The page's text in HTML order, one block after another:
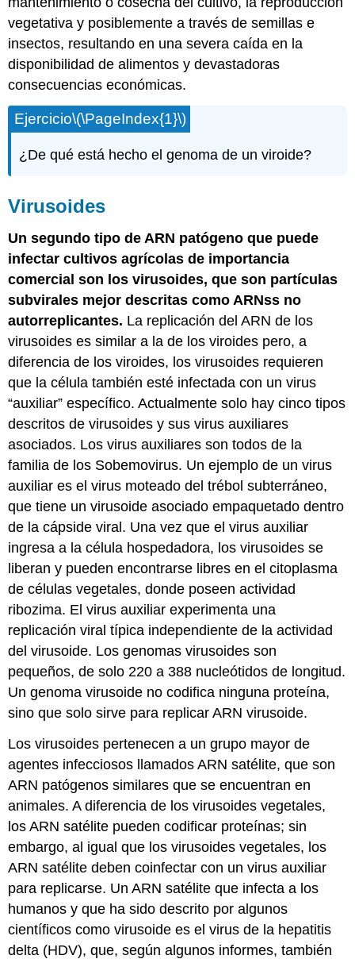
vegetativa y posiblemente a través de semillas e
insectos, resultando en una severa caída en la
disponibilidad de alimentos y devastadoras
consecuencias económicas.
Ejercicio\(\PageIndex{1}\)
¿De qué está hecho el genoma de un viroide?
Virusoides
Un segundo tipo de ARN patógeno que puede
infectar cultivos agrícolas de importancia
comercial son los virusoides, que son partículas
subvirales mejor descritas como ARNss no
autorreplicantes. La replicación del ARN de los
virusoides es similar a la de los viroides pero, a
diferencia de los viroides, los virusoides requieren
que la célula también esté infectada con un virus
“auxiliar” específico. Actualmente solo hay cinco tipos
descritos de virusoides y sus virus auxiliares
asociados. Los virus auxiliares son todos de la
familia de los Sobemovirus. Un ejemplo de un virus
auxiliar es el virus moteado del trébol subterráneo,
que tiene un virusoide asociado empaquetado dentro
de la cápside viral. Una vez que el virus auxiliar
ingresa a la célula hospedadora, los virusoides se
liberan y pueden encontrarse libres en el citoplasma
de células vegetales, donde poseen actividad
ribozima. El virus auxiliar experimenta una
replicación viral típica independiente de la actividad
del virusoide. Los genomas virusoides son
pequeños, de solo 220 a 388 nucleótidos de longitud.
Un genoma virusoide no codifica ninguna proteína,
sino que solo sirve para replicar ARN virusoide.
Los virusoides pertenecen a un grupo mayor de
agentes infecciosos llamados ARN satélite, que son
ARN patógenos similares que se encuentran en
animales. A diferencia de los virusoides vegetales,
los ARN satélite pueden codificar proteínas; sin
embargo, al igual que los virusoides vegetales, los
ARN satélite deben coinfectar con un virus auxiliar
para replicarse. Un ARN satélite que infecta a los
humanos y que ha sido descrito por algunos
científicos como virusoide es el virus de la hepatitis
delta (HDV), que, según algunos informes, también